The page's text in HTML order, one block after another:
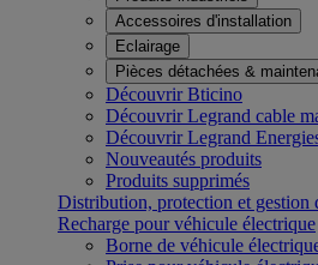
Accessoires d'installation
Eclairage
Pièces détachées &
Découvrir Bticino
Découvrir Legrand cable
Découvrir Legrand
Nouveautés produits
Produits supprimés
Distribution, protection et gestion
Recharge pour véhicule électrique
Borne de véhicule